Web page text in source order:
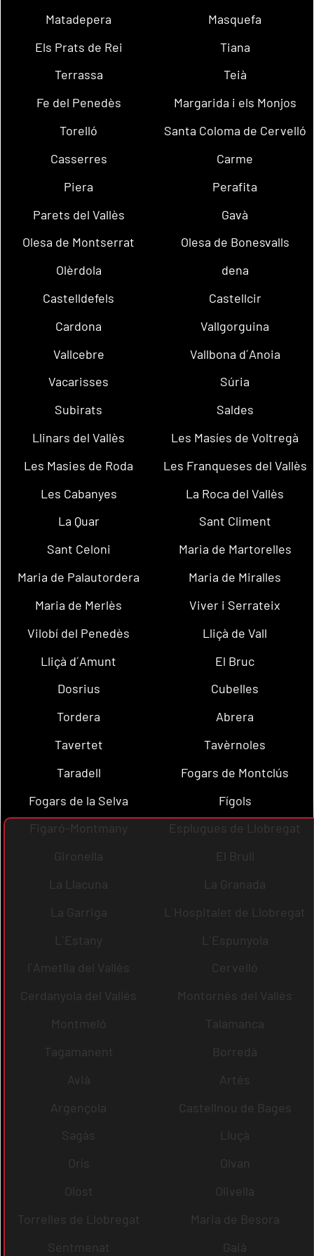
Matadepera
Masquefa
Els Prats de Rei
Tiana
Terrassa
Teià
Fe del Penedès
Margarida i els Monjos
Torelló
Santa Coloma de Cervelló
Casserres
Carme
Piera
Perafita
Parets del Vallès
Gavà
Olesa de Montserrat
Olesa de Bonesvalls
Olèrdola
dena
Castelldefels
Castellcir
Cardona
Vallgorguina
Vallcebre
Vallbona d´Anoia
Vacarisses
Súria
Subirats
Saldes
Llinars del Vallès
Les Masíes de Voltregà
Les Masies de Roda
Les Franqueses del Vallès
Les Cabanyes
La Roca del Vallès
La Quar
Sant Climent
Sant Celoni
Maria de Martorelles
Maria de Palautordera
Maria de Miralles
Maria de Merlès
Viver i Serrateix
Vilobí del Penedès
Lliçà de Vall
Lliçà d´Amunt
El Bruc
Dosrius
Cubelles
Tordera
Abrera
Tavertet
Tavèrnoles
Taradell
Fogars de Montclús
Fogars de la Selva
Fígols
Figaró-Montmany
Esplugues de Llobregat
Gironella
El Brull
La Llacuna
La Granada
La Garriga
L´Hospitalet de Llobregat
L´Estany
L´Espunyola
l´Ametlla del Vallès
Cervelló
Cerdanyola del Vallès
Montornès del Vallès
Montmeló
Talamanca
Tagamanent
Borredà
Avià
Artés
Argençola
Castellnou de Bages
Sagàs
Lluçà
Orís
Olvan
Olost
Olivella
Torrelles de Llobregat
Maria de Besora
Sentmenat
Gaià